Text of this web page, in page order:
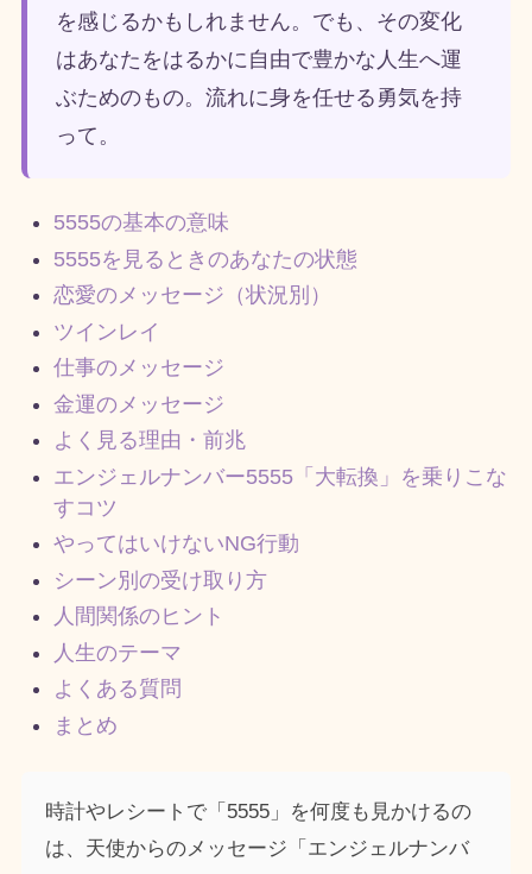
を感じるかもしれません。でも、その変化
はあなたをはるかに自由で豊かな人生へ運
ぶためのもの。流れに身を任せる勇気を持
って。
5555の基本の意味
5555を見るときのあなたの状態
恋愛のメッセージ（状況別）
ツインレイ
仕事のメッセージ
金運のメッセージ
よく見る理由・前兆
エンジェルナンバー5555「大転換」を乗りこな
すコツ
やってはいけないNG行動
シーン別の受け取り方
人間関係のヒント
人生のテーマ
よくある質問
まとめ
時計やレシートで「5555」を何度も見かけるの
は、天使からのメッセージ「エンジェルナンバ